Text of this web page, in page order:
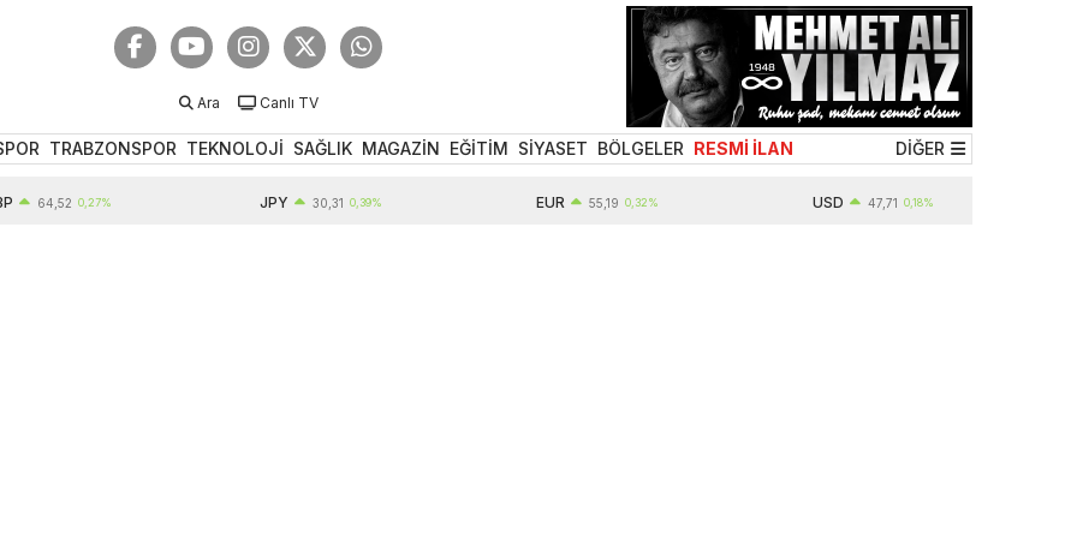
Ara Canlı TV
TRABZONSPOR TEKNOLOJİ SAĞLIK MAGAZİN EĞİTİM SİYASET BÖLGELER RESMİ İLAN DİĞER
0,27% 30,31 0,39% 55,19 0,32% 47,71 0,18%